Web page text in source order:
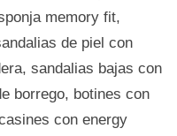
memory fit,
de piel con
sandalias bajas con
borrego, botines con
con energy